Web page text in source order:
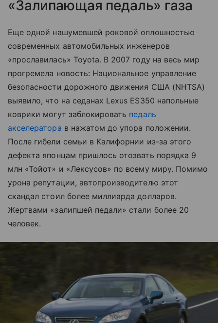
«Залипающая педаль» газа
Еще одной нашумевшей роковой оплошностью
современных автомобильных инженеров
«прославилась» Toyota. В 2007 году на весь мир
прогремела новость: Национальное управление
безопасности дорожного движения США (NHTSA)
выявило, что на седанах Lexus ES350 напольные
коврики могут заблокировать педаль
акселератора в нажатом до упора положении.
После гибели семьи в Калифорнии из-за этого
дефекта японцам пришлось отозвать порядка 9
млн «Тойот» и «Лексусов» по всему миру. Помимо
урона репутации, автопроизводителю этот
скандал стоил более миллиарда долларов.
Жертвами «залипшей педали» стали более 20
человек.